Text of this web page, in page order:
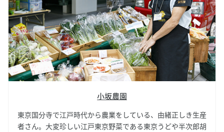
小坂農園
東京国分寺で江戸時代から農業をしている、由緒正しき生産
者さん。大変珍しい江戸東京野菜である東京うどや半次郎胡